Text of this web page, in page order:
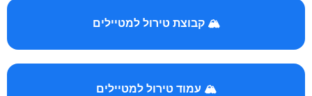
🏔️ קבוצת טירול למטיילים
🏔️ עמוד טירול למטיילים